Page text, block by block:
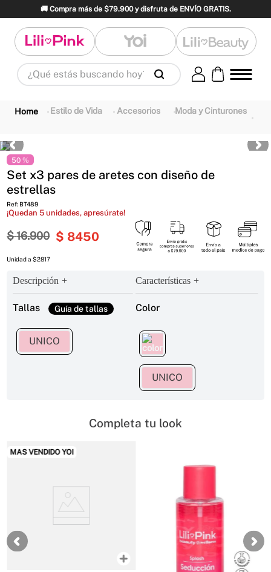
🚚 Compra más de $79.900 y disfruta de ENVÍO GRATIS.
¿Qué estás buscando hoy?
Estilo de Vida Accesorios Moda y Cinturones
50 %
Set x3 pares de aretes con diseño de
estrellas
Ref: BT489
¡Quedan5 unidades, apresúrate!
$16.900 $ 8450
Unidad a $2817
Descripción
Tallas
UNICO
Características
Color
UNICO
Completa tu look
MAS VENDIDO YOI
panty 2 brasier . vestidos baño
10. termos